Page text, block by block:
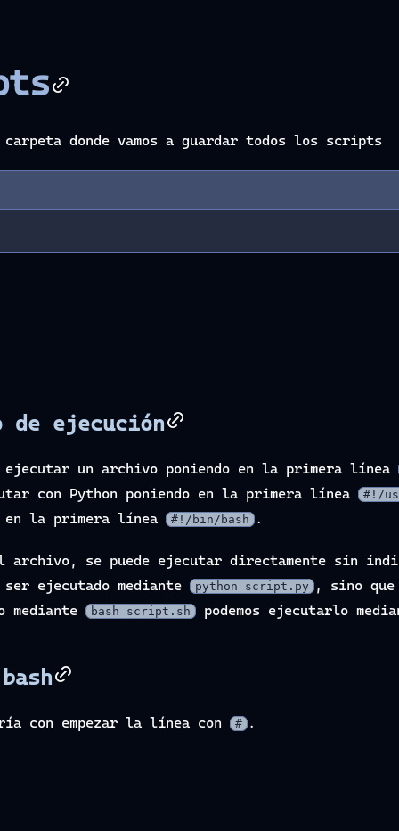
donde vamos a guardar todos los scripts
ejecución
ejecutar un archivo poniendo en la primera línea
con Python poniendo en la primera línea
#!/
en la primera línea #!/bin/bash .
archivo, se puede ejecutar directamente sin
ejecutado mediante
python script.py
, sino que
bash script.sh podemos ejecutarlo
con empezar la línea con # .